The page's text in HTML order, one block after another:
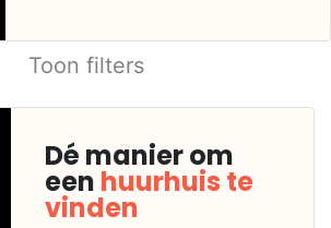
Toon filters
Dé manier om
een huurhuis te
vinden